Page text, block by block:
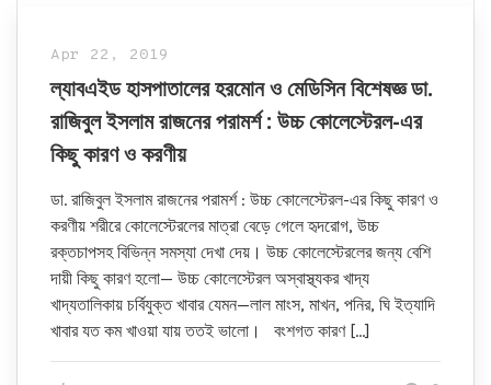
Apr 22, 2019
ল্যাবএইড হাসপাতালের হরমোন ও মেডিসিন বিশেষজ্ঞ ডা.
রাজিবুল ইসলাম রাজনের পরামর্শ : উচ্চ কোলেস্টেরল-এর
কিছু কারণ ও করণীয়
ডা. রাজিবুল ইসলাম রাজনের পরামর্শ : উচ্চ কোলেস্টেরল-এর কিছু কারণ ও
করণীয় শরীরে কোলেস্টেরলের মাত্রা বেড়ে গেলে হৃদরোগ, উচ্চ
রক্তচাপসহ বিভিন্ন সমস্যা দেখা দেয়। উচ্চ কোলেস্টেরলের জন্য বেশি
দায়ী কিছু কারণ হলো— উচ্চ কোলেস্টেরল অস্বাস্থ্যকর খাদ্য
খাদ্যতালিকায় চর্বিযুক্ত খাবার যেমন—লাল মাংস, মাখন, পনির, ঘি ইত্যাদি
খাবার যত কম খাওয়া যায় ততই ভালো। বংশগত কারণ […]